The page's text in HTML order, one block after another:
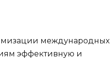
международных
эффективную и